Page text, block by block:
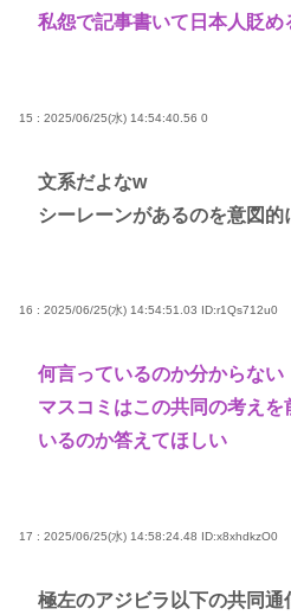
私怨で記事書いて日本人貶め
15 : 2025/06/25(水) 14:54:40.56 0
文系だよなw
シーレーンがあるのを意図的
16 : 2025/06/25(水) 14:54:51.03 ID:r1Qs712u0
何言っているのか分からない
マスコミはこの共同の考え
いるのか答えてほしい
17 : 2025/06/25(水) 14:58:24.48 ID:x8xhdkzO0
極左のアジビラ以下の共同通